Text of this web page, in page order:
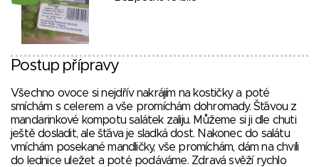
Postup přípravy
Všechno ovoce si nejdřív nakrájím na kostičky a poté
smíchám s celerem a vše promíchám dohromady. Šťávou z
mandarinkové kompotu salátek zaliju. Můžeme si ji dle chuti
ještě dosladit, ale šťáva je sladká dost. Nakonec do salátu
vmíchám posekané mandličky, vše promíchám, dám na chvíli
do lednice uležet a poté podáváme. Zdravá svěží rychlo